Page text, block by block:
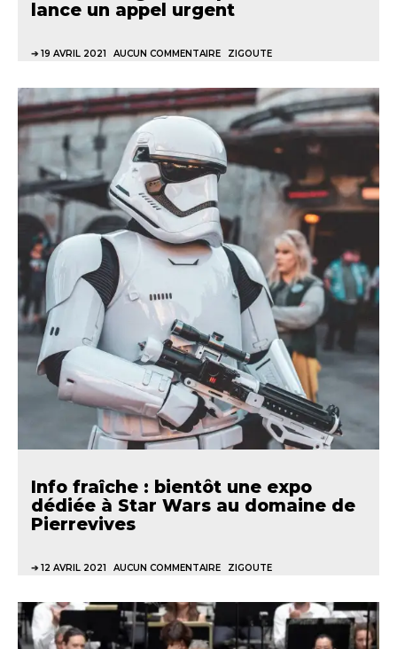
lance un appel urgent
19 AVRIL 2021 AUCUN COMMENTAIRE ZIGOUTE
Info fraîche : bientôt une expo
dédiée à Star Wars au domaine de
Pierrevives
12 AVRIL 2021 AUCUN COMMENTAIRE ZIGOUTE